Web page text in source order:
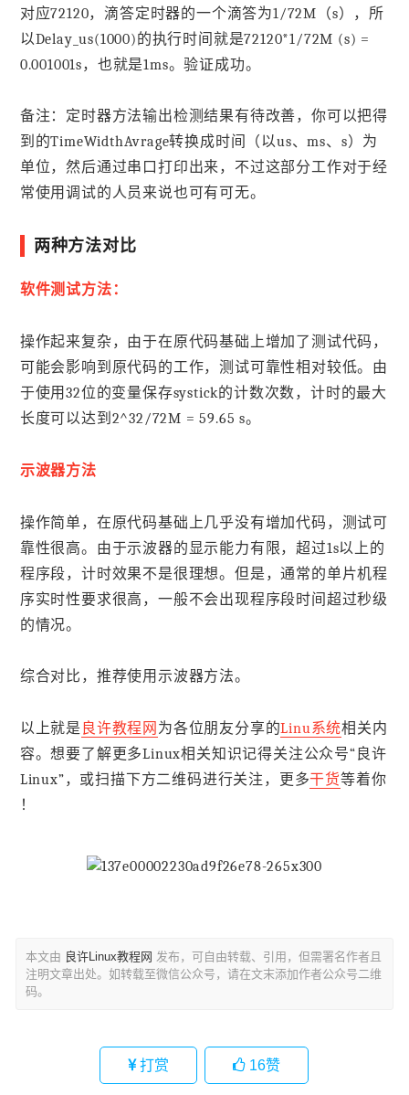
对应72120，滴答定时器的一个滴答为1/72M（s），所
以Delay_us(1000)的执行时间就是72120*1/72M (s) =
0.001001s，也就是1ms。验证成功。
备注：定时器方法输出检测结果有待改善，你可以把得
到的TimeWidthAvrage转换成时间（以us、ms、s）为
单位，然后通过串口打印出来，不过这部分工作对于经
常使用调试的人员来说也可有可无。
两种方法对比
软件测试方法：
操作起来复杂，由于在原代码基础上增加了测试代码，
可能会影响到原代码的工作，测试可靠性相对较低。由
于使用32位的变量保存systick的计数次数，计时的最大
长度可以达到2^32/72M = 59.65 s。
示波器方法
操作简单，在原代码基础上几乎没有增加代码，测试可
靠性很高。由于示波器的显示能力有限，超过1s以上的
程序段，计时效果不是很理想。但是，通常的单片机程
序实时性要求很高，一般不会出现程序段时间超过秒级
的情况。
综合对比，推荐使用示波器方法。
以上就是 良许教程网 为各位朋友分享的Linu系统相关内
容。想要了解更多Linux相关知识记得关注公众号“良许
Linux”，或扫描下方二维码进行关注，更多干货等着你
！
本文由 良许Linux教程网 发布，可自由转载、引用，但需署名作者且
注明文章出处。如转载至微信公众号，请在文末添加作者公众号二维
码。
打赏 16赞